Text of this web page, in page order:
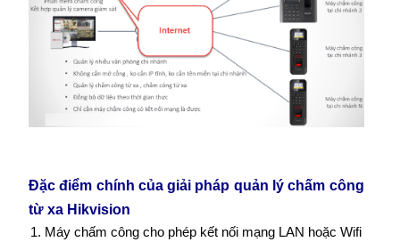
Đặc điểm chính của giải pháp quản lý chấm công
từ xa Hikvision
Máy chấm công cho phép kết nối mạng LAN hoặc Wifi